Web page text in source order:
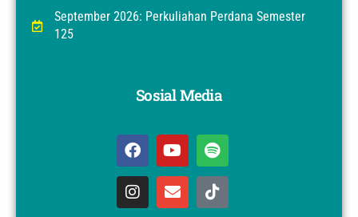
September 2026: Perkuliahan Perdana Semester
125
Sosial Media